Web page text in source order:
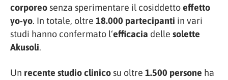
corporeo senza sperimentare il cosiddettoeffetto
yo-yo. In totale, oltre 18.000 partecipanti in vari
studi hanno confermato l‘efficacia delle solette
Akusoli.
Un recente studio clinico su oltre 1.500 persone ha